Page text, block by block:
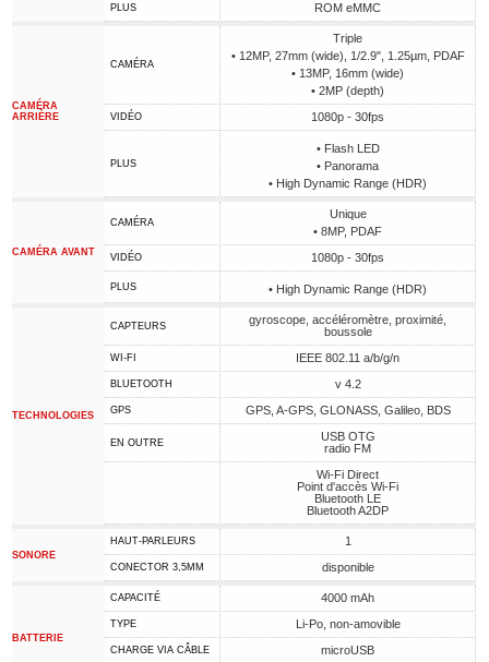
PLUS ROM eMMC
CAMÉRA
ARRIÈRE
CAMÉRA
Triple
• 12MP, 27mm (wide), 1/2.9", 1.25µm, PDAF
• 13MP, 16mm (wide)
• 2MP (depth)
VIDÉO 1080p - 30fps
PLUS
• Flash LED
• Panorama
• High Dynamic Range (HDR)
CAMÉRA AVANT
CAMÉRA
Unique
• 8MP, PDAF
VIDÉO 1080p - 30fps
PLUS • High Dynamic Range (HDR)
TECHNOLOGIES
CAPTEURS
gyroscope, accéléromètre, proximité,
boussole
WI-FI IEEE 802.11 a/b/g/n
BLUETOOTH v 4.2
GPS GPS, A-GPS, GLONASS, Galileo, BDS
EN OUTRE
USB OTG
radio FM
Wi-Fi Direct
Point d'accès Wi-Fi
Bluetooth LE
Bluetooth A2DP
SONORE
HAUT-PARLEURS 1
CONECTOR 3,5MM disponible
BATTERIE
CAPACITÉ 4000 mAh
TYPE Li-Po, non-amovible
CHARGE VIA CÂBLE microUSB